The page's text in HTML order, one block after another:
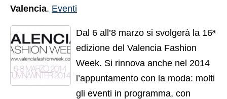
Valencia. Eventi
Dal 6 all’8 marzo si svolgerà la 16ª
edizione del Valencia Fashion
Week. Si rinnova anche nel 2014
l’appuntamento con la moda: molti
gli eventi in programma, con